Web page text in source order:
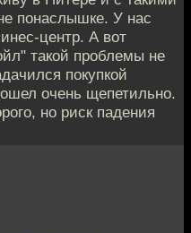
понаслышке. У нас
центр. А вот
такой проблемы не
покупкой
очень щепетильно.
но риск падения